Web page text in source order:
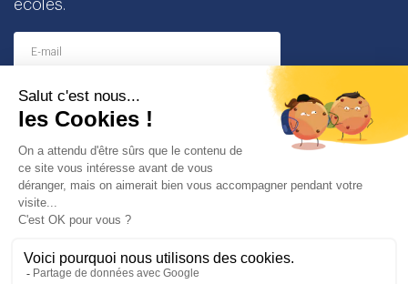
I agree to receive this newsletter and I understand
that I can easily unsubscribe at any time
© Copyright Odyssey Education 2026. Tous droits réservés